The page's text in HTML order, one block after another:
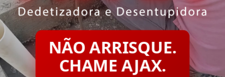
NÃO ARRISQUE.
CHAME AJAX.